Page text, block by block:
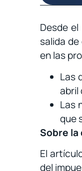
Desde
salida
en las
Las
abril
Las
que
Sobre
El
del